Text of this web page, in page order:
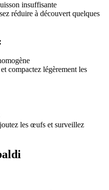
insuffisante
réduire à découvert quelques
compactez légèrement les
les œufs et surveillez